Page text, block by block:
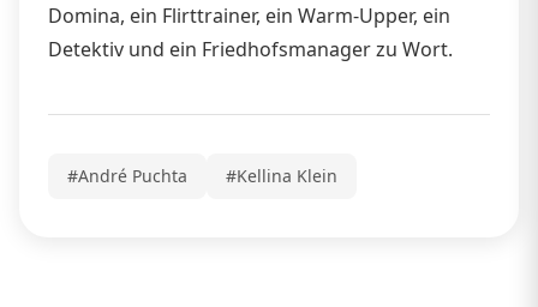
Domina, ein Flirttrainer, ein Warm-Upper, ein
Detektiv und ein Friedhofsmanager zu Wort.
#André Puchta #Kellina Klein